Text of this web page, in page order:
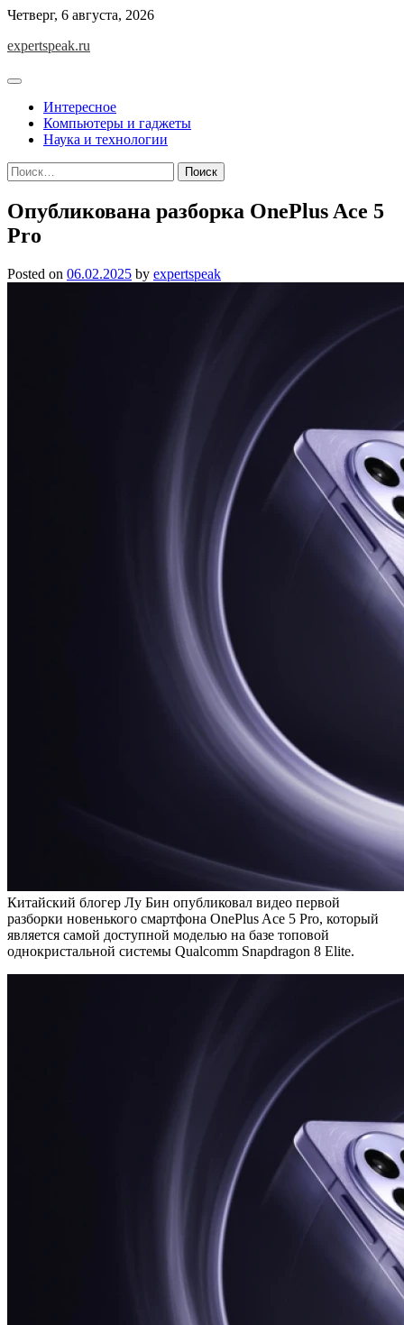
Skip
content
Четверг, 6 августа, 2026
expertspeak.ru
Интересное
Компьютеры и гаджеты
Наука и технологии
Найти:
Опубликована разборка OnePlus Ace 5
Pro
Posted on 06.02.2025 by expertspeak
Китайский блогер Лу Бин опубликовал видео первой
разборки новенького смартфона OnePlus Ace 5 Pro, который
является самой доступной моделью на базе топовой
однокристальной системы Qualcomm Snapdragon 8 Elite.